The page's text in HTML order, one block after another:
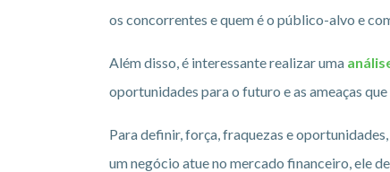
os concorrentes e quem é o público-alvo e
Além disso, é interessante realizar uma
oportunidades para o futuro e as ameaças
Para definir, força, fraquezas e
um negócio atue no mercado financeiro, ele